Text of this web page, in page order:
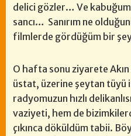
delici gözler… Ve
sancı… Sanırım ne
filmlerde gördüğüm bir
O hafta sonu ziyarete
üstat, üzerine şeytan tüyü
radyomuzun hızlı
vaziyeti, hem de
çıkınca döküldüm tabii.